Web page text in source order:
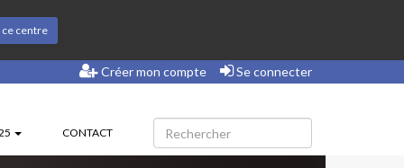
centre
Créer mon compte Se connecter
CONTACT